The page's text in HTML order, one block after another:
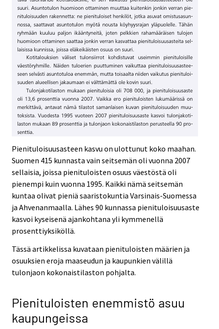
Pienituloisuusasteen kasvu on ulottunut koko maahan.
Suomen 415 kunnasta vain seitsemän oli vuonna 2007
sellaisia, joissa pienituloisten osuus väestöstä oli
pienempi kuin vuonna 1995. Kaikki nämä seitsemän
kuntaa olivat pieniä saaristokuntia Varsinais-Suomessa
ja Ahvenanmaalla. Lähes 90 kunnassa pienituloisuusaste
kasvoi kyseisenä ajankohtana yli kymmenellä
prosenttiyksiköllä.
Tässä artikkelissa kuvataan pienituloisten määrien ja
osuuksien eroja maaseudun ja kaupunkien välillä
tulonjaon kokonaistilaston pohjalta.
Pienituloisten enemmistö asuu
kaupungeissa